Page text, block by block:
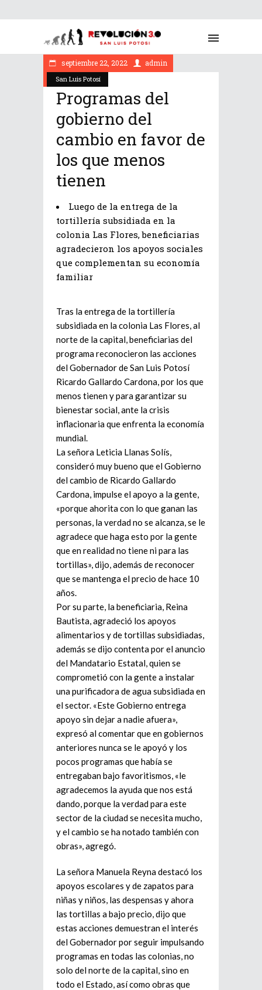
San Luis Potosí
septiembre 22, 2022 admin
Programas del
gobierno del
cambio en favor de
los que menos
tienen
Luego de la entrega de la
tortillería subsidiada en la
colonia Las Flores, beneficiarias
agradecieron los apoyos sociales
que complementan su economía
familiar
Tras la entrega de la tortillería
subsidiada en la colonia Las Flores, al
norte de la capital, beneficiarias del
programa reconocieron las acciones
del Gobernador de San Luis Potosí
Ricardo Gallardo Cardona, por los que
menos tienen y para garantizar su
bienestar social, ante la crisis
inflacionaria que enfrenta la economía
mundial.
La señora Leticia Llanas Solís,
consideró muy bueno que el Gobierno
del cambio de Ricardo Gallardo
Cardona, impulse el apoyo a la gente,
«porque ahorita con lo que ganan las
personas, la verdad no se alcanza, se le
agradece que haga esto por la gente
que en realidad no tiene ni para las
tortillas», dijo, además de reconocer
que se mantenga el precio de hace 10
años.
Por su parte, la beneficiaria, Reina
Bautista, agradeció los apoyos
alimentarios y de tortillas subsidiadas,
además se dijo contenta por el anuncio
del Mandatario Estatal, quien se
comprometió con la gente a instalar
una purificadora de agua subsidiada en
el sector. «Este Gobierno entrega
apoyo sin dejar a nadie afuera»,
expresó al comentar que en gobiernos
anteriores nunca se le apoyó y los
pocos programas que había se
entregaban bajo favoritismos, «le
agradecemos la ayuda que nos está
dando, porque la verdad para este
sector de la ciudad se necesita mucho,
y el cambio se ha notado también con
obras», agregó.
La señora Manuela Reyna destacó los
apoyos escolares y de zapatos para
niñas y niños, las despensas y ahora
las tortillas a bajo precio, dijo que
estas acciones demuestran el interés
del Gobernador por seguir impulsando
programas en todas las colonias, no
solo del norte de la capital, sino en
todo el Estado, así como obras que